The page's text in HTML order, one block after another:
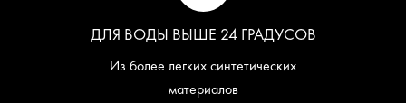
ДЛЯ ВОДЫ ВЫШЕ 24 ГРАДУСОВ
Из более легких синтетических
материалов